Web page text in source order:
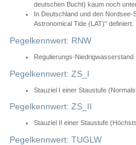
deutschen Bucht) kaum noch
In Deutschland und den
Astronomical Tide (LAT)" definiert.
Pegelkennwert: RNW
Regulierungs-Niedrigwasserstand
Pegelkennwert: ZS_I
Stauziel I einer Staustufe
Pegelkennwert: ZS_II
Stauziel II einer Staustufe
Pegelkennwert: TUGLW